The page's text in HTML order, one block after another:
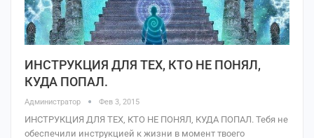
ИНСТРУКЦИЯ ДЛЯ ТЕХ, КТО НЕ ПОНЯЛ,
КУДА ПОПАЛ.
Администратор Фев 3, 2015
ИНСТРУКЦИЯ ДЛЯ ТЕХ, КТО НЕ ПОНЯЛ, КУДА ПОПАЛ. Teбя не
обеспечили инструкцией к жизни в момент твоего